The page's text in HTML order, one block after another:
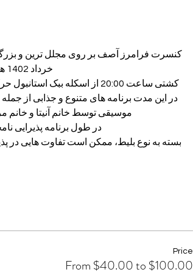
خرداد 1402 هر یکشنبه - سه شنبه - پنج شنبه برگزار می شود.
کشتی ساعت 20:00 از اسکله ببک استانبول حرکت می کند و پس از گشت 4 ساعته درساعت 24:00 به اسکله کاباتاش می رسد .
در این مدت برنامه های متنوع و جذابی از
موسیقی توسط خانم آنیتا و
در طول برنامه پذیرایی
بسته به نوع بلیط، ممکن است تفاوت هایی در
Price
From $40.00 to $100.00